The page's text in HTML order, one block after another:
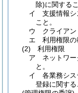
除)に関するこ
イ
支援情報
こと。
ウ
クライアン
エ
利用権限の
(2)
利用権限
ア
ネットワ
と。
イ
各業務シ
登録に関する